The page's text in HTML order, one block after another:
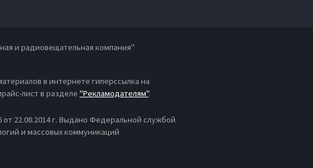
и радиовещательная компания"
в интернете гиперссылка на
лист в разделе "Рекламодателям".
22.08.2014 г. Выдано Федеральной службой
и массовых коммуникаций